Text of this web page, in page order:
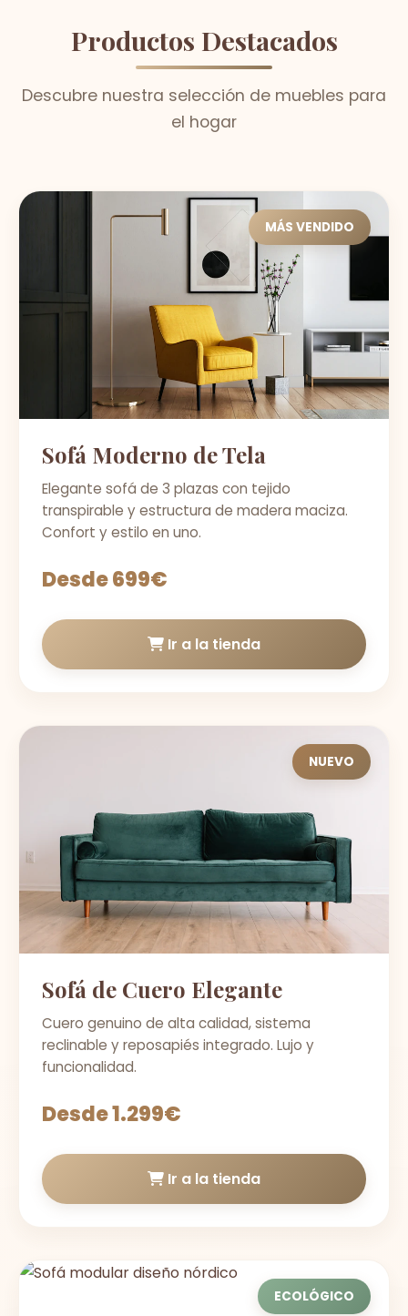
Productos Destacados
Descubre nuestra selección de muebles para
el hogar
MÁS VENDIDO
Sofá Moderno de Tela
Elegante sofá de 3 plazas con tejido
transpirable y estructura de madera maciza.
Confort y estilo en uno.
Desde 699€
Ir a la tienda
NUEVO
Sofá de Cuero Elegante
Cuero genuino de alta calidad, sistema
reclinable y reposapiés integrado. Lujo y
funcionalidad.
Desde 1.299€
Ir a la tienda
ECOLÓGICO